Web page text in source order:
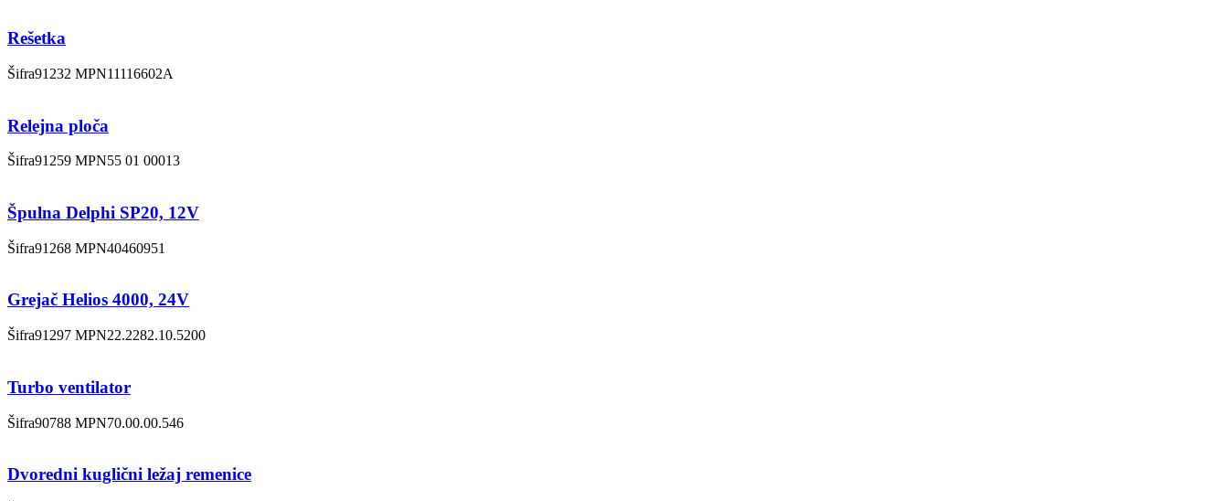
Rešetka
Šifra91232 MPN11116602A
Relejna ploča
Šifra91259 MPN55 01 00013
Špulna Delphi SP20, 12V
Šifra91268 MPN40460951
Grejač Helios 4000, 24V
Šifra91297 MPN22.2282.10.5200
Turbo ventilator
Šifra90788 MPN70.00.00.546
Dvoredni kuglični ležaj remenice